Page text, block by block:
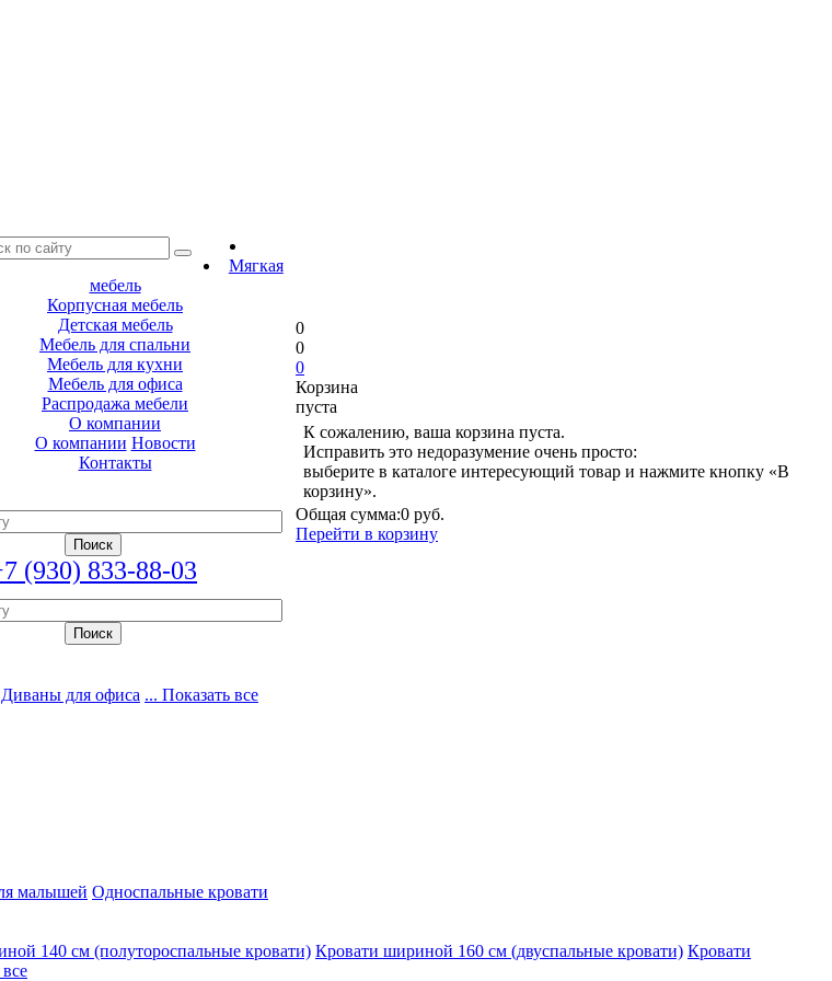
Мягкая
мебель
Корпусная мебель
Детская мебель
Мебель для спальни
Мебель для кухни
Мебель для офиса
Распродажа мебели
О компании
О компании Новости
Контакты
(930) 833-88-03
0
0
0
Корзина
пуста
К сожалению, ваша корзина пуста.
Исправить это недоразумение очень просто:
выберите в каталоге интересующий товар и нажмите кнопку «В
корзину».
Общая сумма:0 руб.
Перейти в корзину
Диваны для офиса ... Показать все
малышей Односпальные кровати
140 см (полутороспальные кровати) Кровати шириной 160 см (двуспальные кровати) Кровати